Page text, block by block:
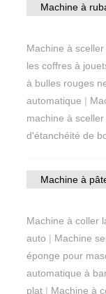
Machine à
Machine à
les coffres à
à bulles rouges
automatique |
machine à
d'étanchéité de
Machine à
Machine à coller
auto | Machine
éponge pour
automatique à
plat | Machine à